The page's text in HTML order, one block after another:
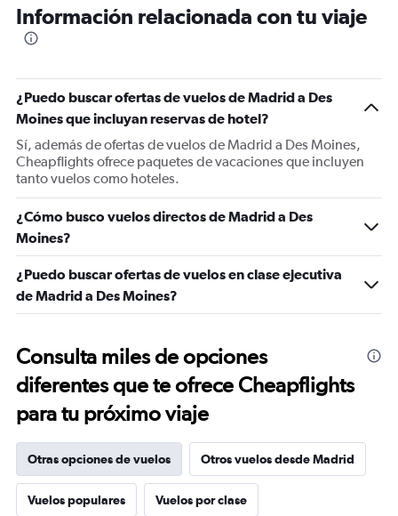
Información relacionada con tu viaje
¿Puedo buscar ofertas de vuelos de Madrid a Des
Moines que incluyan reservas de hotel?
Sí, además de ofertas de vuelos de Madrid a Des Moines,
Cheapflights ofrece paquetes de vacaciones que incluyen
tanto vuelos como hoteles.
¿Cómo busco vuelos directos de Madrid a Des
Moines?
¿Puedo buscar ofertas de vuelos en clase ejecutiva
de Madrid a Des Moines?
Consulta miles de opciones
diferentes que te ofrece Cheapflights
para tu próximo viaje
Otras opciones de vuelos Otros vuelos desde Madrid
Vuelos populares Vuelos por clase